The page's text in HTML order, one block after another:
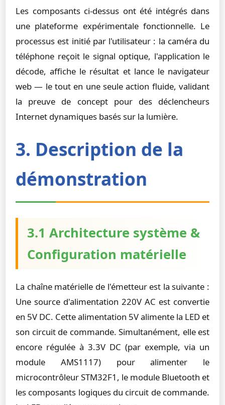
Les composants ci-dessus ont été intégrés dans
une plateforme expérimentale fonctionnelle. Le
processus est initié par l'utilisateur : la caméra du
téléphone reçoit le signal optique, l'application le
décode, affiche le résultat et lance le navigateur
web — le tout en une seule action fluide, validant
la preuve de concept pour des déclencheurs
Internet dynamiques basés sur la lumière.
3. Description de la
démonstration
3.1 Architecture système &
Configuration matérielle
La chaîne matérielle de l'émetteur est la suivante :
Une source d'alimentation 220V AC est convertie
en 5V DC. Cette alimentation 5V alimente la LED et
son circuit de commande. Simultanément, elle est
encore régulée à 3.3V DC (par exemple, via un
module AMS1117) pour alimenter le
microcontrôleur STM32F1, le module Bluetooth et
les composants logiques du circuit de commande.